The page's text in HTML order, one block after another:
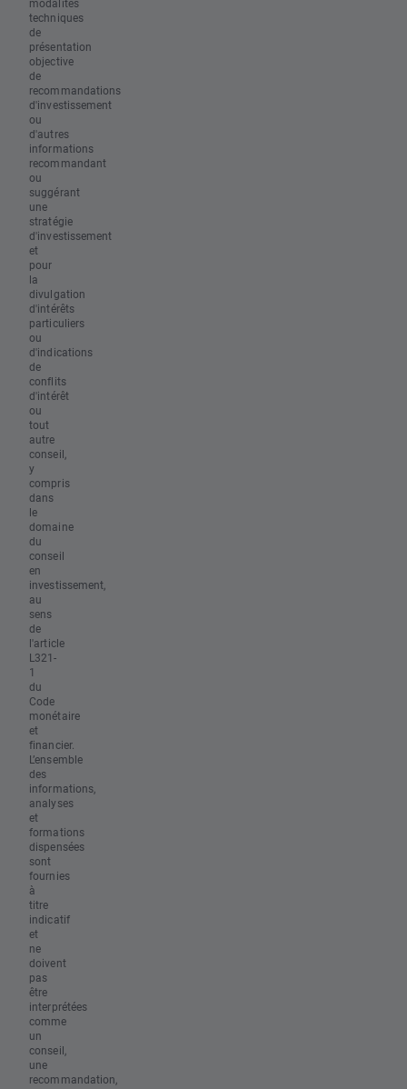
modalités
techniques
de
présentation
objective
de
recommandations
d'investissement
ou
d'autres
informations
recommandant
ou
suggérant
une
stratégie
d'investissement
et
pour
la
divulgation
d'intérêts
particuliers
ou
d'indications
de
conflits
d'intérêt
ou
tout
autre
conseil,
y
compris
dans
le
domaine
du
conseil
en
investissement,
au
sens
de
l'article
L321-
1
du
Code
monétaire
et
financier.
L’ensemble
des
informations,
analyses
et
formations
dispensées
sont
fournies
à
titre
indicatif
et
ne
doivent
pas
être
interprétées
comme
un
conseil,
une
recommandation,